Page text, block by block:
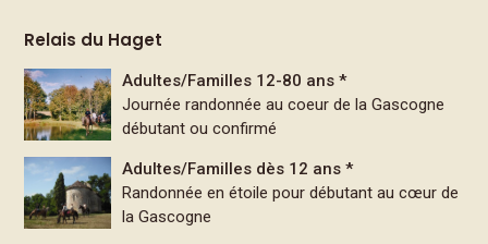
Relais du Haget
Adultes/Familles 12-80 ans *
Journée randonnée au coeur de la Gascogne
débutant ou confirmé
Adultes/Familles dès 12 ans *
Randonnée en étoile pour débutant au cœur de
la Gascogne